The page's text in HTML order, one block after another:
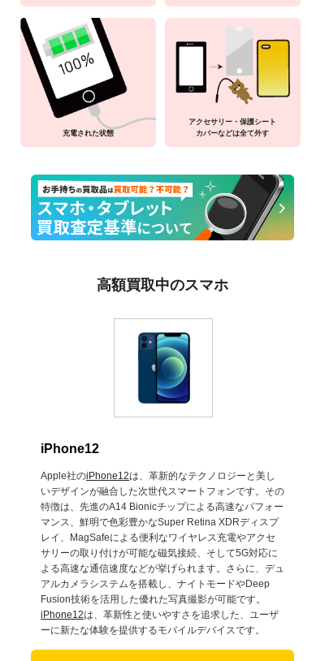
充電された状態
アクセサリー・保護シート
カバーなどは全て外す
高額買取中のスマホ
iPhone12
Apple社のiPhone12は、革新的なテクノロジーと美し
いデザインが融合した次世代スマートフォンです。その
特徴は、先進のA14 Bionicチップによる高速なパフォー
マンス、鮮明で色彩豊かなSuper Retina XDRディスプ
レイ、MagSafeによる便利なワイヤレス充電やアクセ
サリーの取り付けが可能な磁気接続、そして5G対応に
よる高速な通信速度などが挙げられます。さらに、デュ
アルカメラシステムを搭載し、ナイトモードやDeep
Fusion技術を活用した優れた写真撮影が可能です。
iPhone12は、革新性と使いやすさを追求した、ユーザ
ーに新たな体験を提供するモバイルデバイスです。